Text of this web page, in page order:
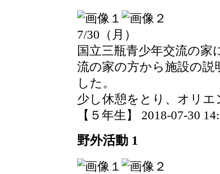
7/30（月）
国立三瓶青少年交流の
流の家の方から施設の
した。
少し休憩をとり、オリ
【５年生】 2018-07-30
野外活動 1